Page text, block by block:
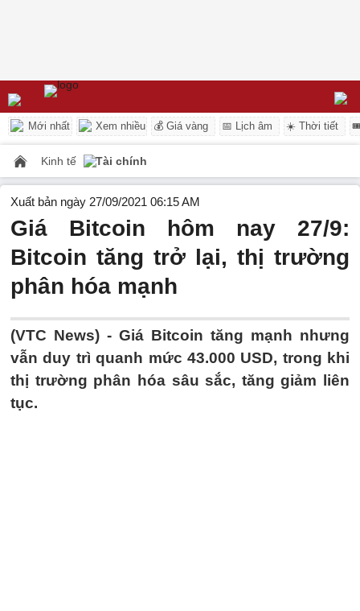
Mới nhất Xem nhiều 💰 Giá vàng 📅 Lịch âm ☀️ Thời tiết
Kinh tế Tài chính
Xuất bản ngày 27/09/2021 06:15 AM
Giá Bitcoin hôm nay 27/9:
Bitcoin tăng trở lại, thị trường
phân hóa mạnh
(VTC News) - Giá Bitcoin tăng mạnh nhưng
vẫn duy trì quanh mức 43.000 USD, trong khi
thị trường phân hóa sâu sắc, tăng giảm liên
tục.